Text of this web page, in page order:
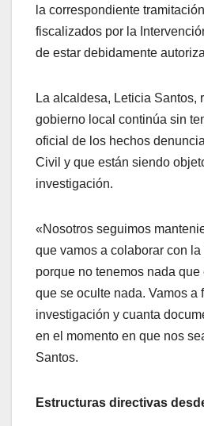
la correspondiente
fiscalizados por la
de estar debidamente
La alcaldesa, Leticia Santos,
gobierno local continúa sin
oficial de los hechos
Civil y que están siendo
investigación.
«Nosotros seguimos
que vamos a colaborar con
porque no tenemos nada
que se oculte nada. Vamos a
investigación y cuanta
en el momento en que nos
Santos.
Estructuras directivas